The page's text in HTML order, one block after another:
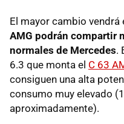
El mayor cambio vendrá
AMG podrán compartir
normales de Mercedes.
6.3 que monta el C 63
consiguen una alta
consumo muy elevado
aproximadamente).